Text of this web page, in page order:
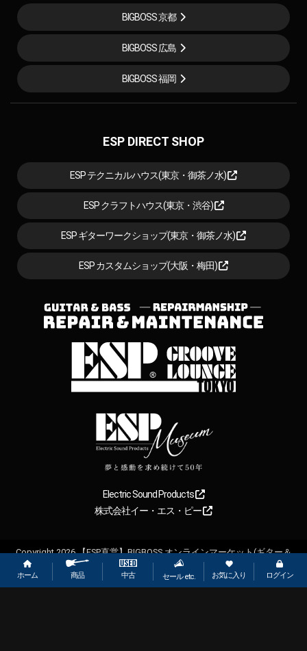
ホーム 商品 中古 セール etc. お気に入り ログイン
BIGBOSS 京都
BIGBOSS 広島
BIGBOSS 福岡
ESP DIRECT SHOP
ESP テクニカルハウス(東京・御茶ノ水)
ESP クラフトハウス(東京・渋谷)
ESP ギターワークショップ(東京・御茶ノ水)
ESP カスタムショップ(大阪・梅田)
Electric Sound Products
株式会社イー・エス・ピー
Copyright2026【ESP直営】BIGBOSS オンラインマーケット(ギター＆
ベース). All rights reserved.